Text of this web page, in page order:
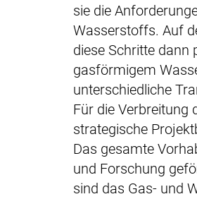
sie die
Wasserstoffs. Auf
diese Schritte dann
gasförmigem
unterschiedliche
Für die Verbreitung
strategische
Das gesamte
und Forschung
sind das Gas- und